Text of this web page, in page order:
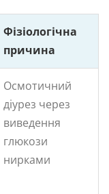
Фізіологічна
причина
Осмотичний
діурез через
виведення
глюкози
нирками